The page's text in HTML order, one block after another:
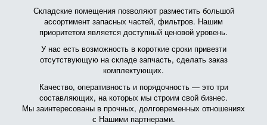
Складские помещения позволяют разместить большой
ассортимент запасных частей, фильтров. Нашим
приоритетом является доступный ценовой уровень.
У нас есть возможность в короткие сроки привезти
отсутствующую на складе запчасть, сделать заказ
комплектующих.
Качество, оперативность и порядочность — это три
составляющих, на которых мы строим свой бизнес.
Мы заинтересованы в прочных, долговременных отношениях
с Нашими партнерами.